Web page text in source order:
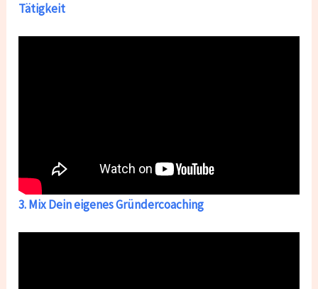
Tätigkeit
3. Mix Dein eigenes Gründercoaching